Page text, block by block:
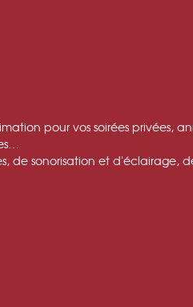
pour vos soirées privées,
de sonorisation et d'éclairage,